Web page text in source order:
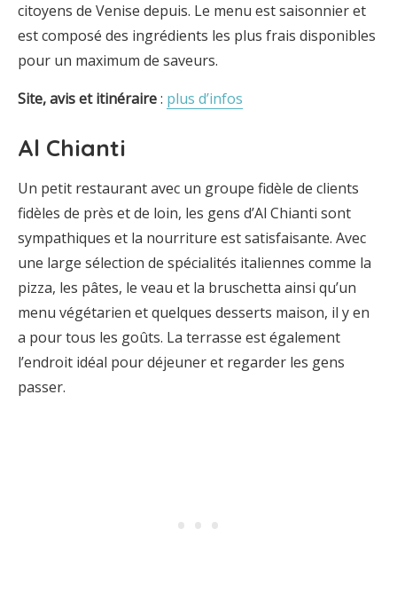
citoyens de Venise depuis. Le menu est saisonnier et
est composé des ingrédients les plus frais disponibles
pour un maximum de saveurs.
Site, avis et itinéraire: plus d’infos
Al Chianti
Un petit restaurant avec un groupe fidèle de clients
fidèles de près et de loin, les gens d’Al Chianti sont
sympathiques et la nourriture est satisfaisante. Avec
une large sélection de spécialités italiennes comme la
pizza, les pâtes, le veau et la bruschetta ainsi qu’un
menu végétarien et quelques desserts maison, il y en
a pour tous les goûts. La terrasse est également
l’endroit idéal pour déjeuner et regarder les gens
passer.